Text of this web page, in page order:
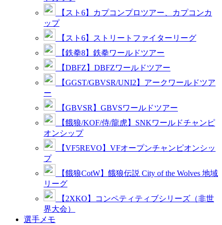
【スト6】カプコンプロツアー、カプコンカ
ップ
【スト6】ストリートファイターリーグ
【鉄拳8】鉄拳ワールドツアー
【DBFZ】DBFZワールドツアー
【GGST/GBVSR/UNI2】アークワールドツア
ー
【GBVSR】GBVSワールドツアー
【餓狼/KOF/侍/龍虎】SNKワールドチャンピ
オンシップ
【VF5REVO】VFオープンチャンピオンシッ
プ
【餓狼CotW】餓狼伝説 City of the Wolves 地域
リーグ
【2XKO】コンペティティブシリーズ（非世
界大会）
選手メモ